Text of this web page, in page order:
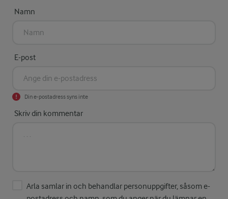
Namn
E-post
Din e-postadress syns inte
Skriv din kommentar
Arla samlar in och behandlar personuppgifter, såsom e-